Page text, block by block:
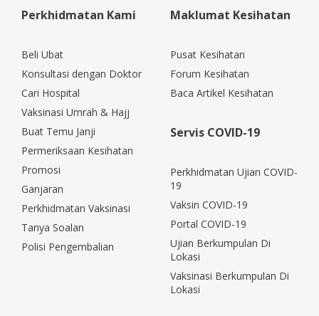
Perkhidmatan Kami
Beli Ubat
Konsultasi dengan Doktor
Cari Hospital
Vaksinasi Umrah & Hajj
Buat Temu Janji
Permeriksaan Kesihatan
Promosi
Ganjaran
Perkhidmatan Vaksinasi
Tanya Soalan
Polisi Pengembalian
Maklumat Kesihatan
Pusat Kesihatan
Forum Kesihatan
Baca Artikel Kesihatan
Servis COVID-19
Perkhidmatan Ujian COVID-
19
Vaksin COVID-19
Portal COVID-19
Ujian Berkumpulan Di
Lokasi
Vaksinasi Berkumpulan Di
Lokasi